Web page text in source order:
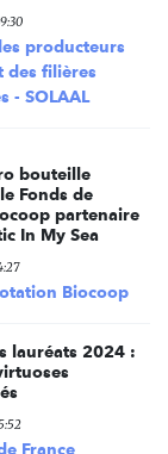
producteurs
des filières
- SOLAAL
bouteille
Fonds de
partenaire
In My Sea
Biocoop
lauréats 2024 :
France